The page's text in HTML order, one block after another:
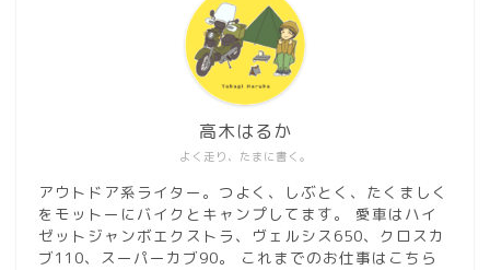
よく走り、たまに書く。
高木はるか
アウトドア系ライター。つよく、しぶとく、たくましく
をモットーにバイクとキャンプしてます。 愛車はハイ
ゼットジャンボエクストラ、ヴェルシス650、クロスカ
ブ110、スーパーカブ90。
これまでのお仕事はこちら